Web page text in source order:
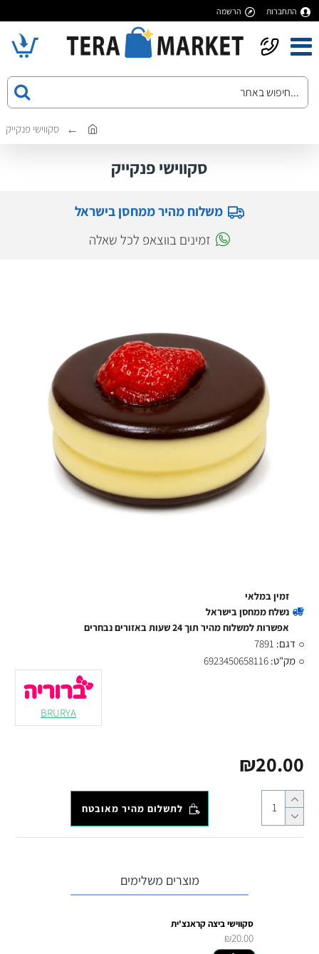
התחברות הרשמה
סקווישי פנקייק
סקווישי פנקייק
משלוח מהיר ממחסן בישראל
זמינים בווצאפ לכל שאלה
₪20.00
זמין במלאי
נשלח ממחסן בישראל
אפשרות למשלוח מהיר תוך 24 שעות באזורים נבחרים
דגם: 7891
מק"ט: 6923450658116
BRURYA
לתשלום מהיר מאובטח
מוצרים משלימים
סקווישי ביצה קראנצ'ית
₪20.00